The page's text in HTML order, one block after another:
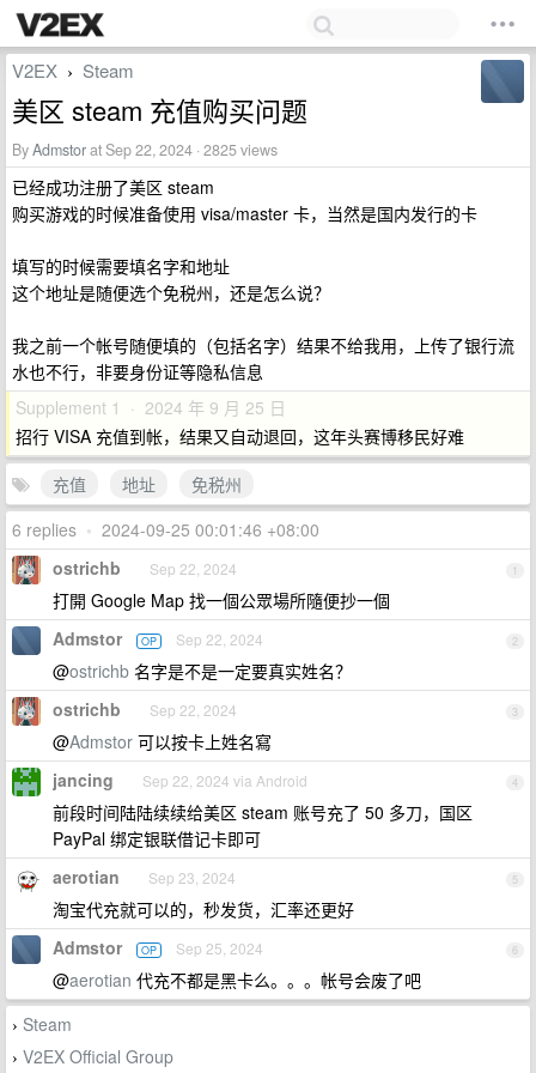
V2EX › Steam
美区 steam 充值购买问题
ByAdmstorat Sep 22, 2024 · 2825 views
已经成功注册了美区 steam
购买游戏的时候准备使用 visa/master 卡，当然是国内发行的卡
填写的时候需要填名字和地址
这个地址是随便选个免税州，还是怎么说？
我之前一个帐号随便填的（包括名字）结果不给我用，上传了银行流
水也不行，非要身份证等隐私信息
Supplement 1 · 2024 年 9 月 25 日
招行 VISA 充值到帐，结果又自动退回，这年头赛博移民好难
充值
地址
免税州
6 replies • 2024-09-25 00:01:46 +08:00
1
ostrichb Sep 22, 2024
打開 Google Map 找一個公眾場所隨便抄一個
2
Admstor OP Sep 22, 2024
@ostrichb 名字是不是一定要真实姓名？
3
ostrichb Sep 22, 2024
@Admstor 可以按卡上姓名寫
4
jancing Sep 22, 2024 via Android
前段时间陆陆续续给美区 steam 账号充了 50 多刀，国区
PayPal 绑定银联借记卡即可
5
aerotian Sep 23, 2024
淘宝代充就可以的，秒发货，汇率还更好
6
Admstor OP Sep 25, 2024
@aerotian 代充不都是黑卡么。。。帐号会废了吧
› Steam
› V2EX Official Group